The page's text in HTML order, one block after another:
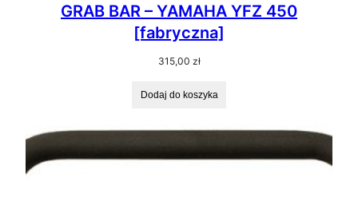
GRAB BAR – YAMAHA YFZ 450
[fabryczna]
315,00 zł
Dodaj do koszyka